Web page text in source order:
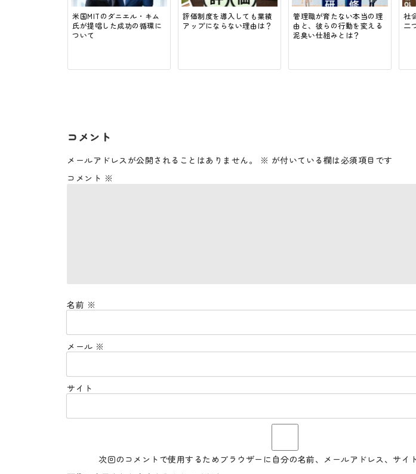
米国MITのダニエル・キム
氏が提唱した成功の循環に
ついて
評価制度を導入しても業績
アップにならない理由は？
管理職が育たない本当の理
由と、彼らの行動を変える
泥臭い仕組みとは？
社
二
コメント
メールアドレスが公開されることはありません。 ※ が付いている欄は必須項目です
コメント ※
名前 ※
メール ※
サイト
次回のコメントで使用するためブラウザーに自分の名前、メールアドレス、サイ